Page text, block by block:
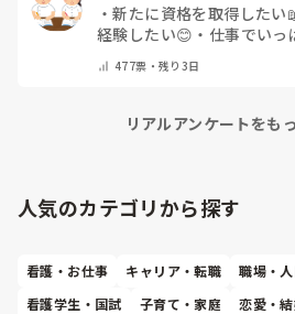
・新たに資格を取得したい
経験したい😊 ・ 仕事でいっ
教えてください）
477票・残り3日
リアルアンケートをも
人気のカテゴリから探す
看護・お仕事 キャリア・転職 職場・
看護学生・国試
子育て・家庭 恋愛・